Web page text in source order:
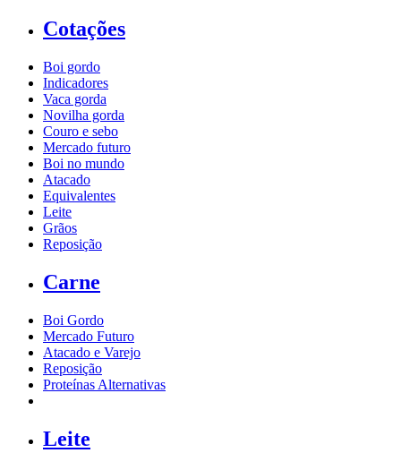
Cotações
Boi gordo
Indicadores
Vaca gorda
Novilha gorda
Couro e sebo
Mercado futuro
Boi no mundo
Atacado
Equivalentes
Leite
Grãos
Reposição
Carne
Boi Gordo
Mercado Futuro
Atacado e Varejo
Reposição
Proteínas Alternativas
Leite